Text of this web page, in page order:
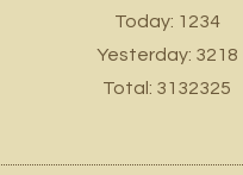
Today: 1234
Yesterday: 3218
Total: 3132325